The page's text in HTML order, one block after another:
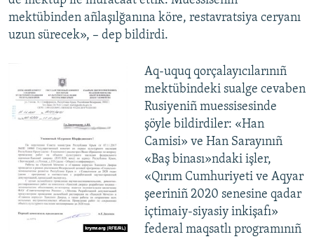
mektübinden añlaşılğanına köre, restavratsiya ceryanı
uzun sürecek», – dep bildirdi.
Aq-uquq qorçalayıcılarınıñ
mektübindeki sualge cevaben
Rusiyeniñ muessisesinde
şöyle bildirdiler: «Han
Camisi» ve Han Sarayınıñ
«Baş binası»ndaki işler,
«Qırım Cumhuriyeti ve Aqyar
şeeriniñ 2020 senesine qadar
içtimaiy-siyasiy inkişafı»
federal maqsatlı programınıñ